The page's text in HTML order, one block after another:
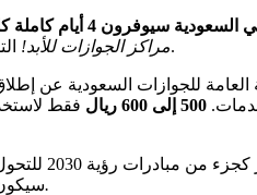
سيوفرون 4 أيام كاملة كل 5 سنوات
مراكز الجوازات للأبد!من الخدمات؟ تابعونا لاكتشاف التفاصيل المثيرة.
500 إلى 600 ريال
فقط
يأتي
مثل انتقال العالم من الهواتف الأرضية إلى الموبايلات، تنقل السعودية نظام الإقامة إلى العصر الرقمي.